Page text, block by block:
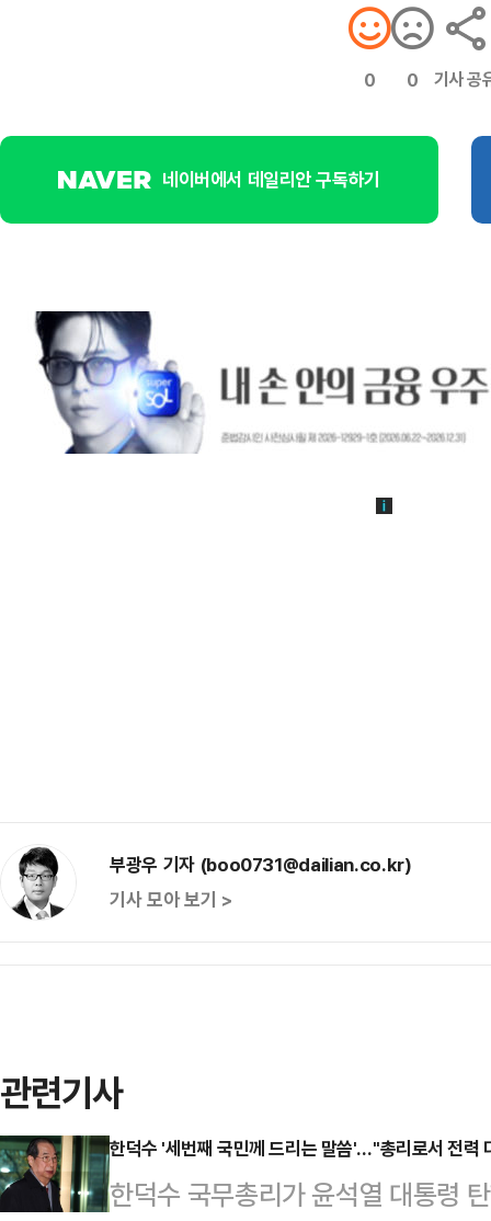
0 0 기사 공
네이버에서 데일리안 구독하기
부광우 기자 (boo0731@dailian.co.kr)
기사 모아 보기 >
관련기사
한덕수 '세번째 국민께 드리는 말씀'…"총리로서 전력
한덕수 국무총리가 윤석열 대통령